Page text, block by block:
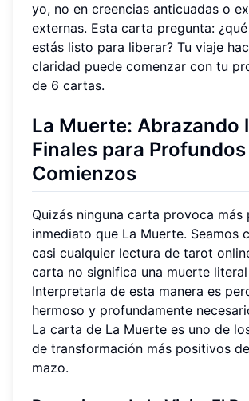
yo, no en creencias anticuadas o
externas. Esta carta pregunta:
estás listo para liberar? Tu viaje
claridad puede comenzar con tu
de 6 cartas.
La Muerte: Abrazando
Finales para
Comienzos
Quizás ninguna carta provoca más
inmediato que La Muerte. Seamos
casi cualquier lectura de tarot
carta no significa una muerte
Interpretarla de esta manera es
hermoso y profundamente
La carta de La Muerte es uno de
de transformación más positivos
mazo.